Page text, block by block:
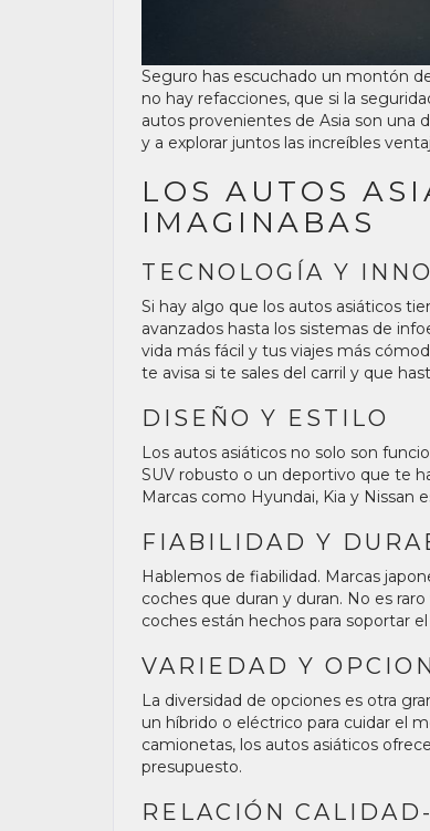
Seguro has escuchado un montón
no hay refacciones, que si la
autos provenientes de Asia son una
y a explorar juntos las increíbles
LOS AUTOS
IMAGINABAS
TECNOLOGÍA Y
Si hay algo que los autos asiáticos
avanzados hasta los sistemas de
vida más fácil y tus viajes más
te avisa si te sales del carril y que
DISEÑO Y ESTILO
Los autos asiáticos no solo son
SUV robusto o un deportivo que te
Marcas como Hyundai, Kia y
FIABILIDAD Y
Hablemos de fiabilidad. Marcas
coches que duran y duran. No es
coches están hechos para soportar
VARIEDAD Y
La diversidad de opciones es otra
un híbrido o eléctrico para cuidar el
camionetas, los autos asiáticos
presupuesto.
RELACIÓN